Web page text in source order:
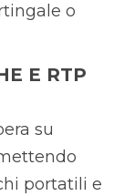
o
E RTP
su
portatili e